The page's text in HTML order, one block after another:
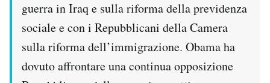
guerra in Iraq e sulla riforma della previdenza
sociale e con i Repubblicani della Camera
sulla riforma dell’immigrazione. Obama ha
dovuto affrontare una continua opposizione